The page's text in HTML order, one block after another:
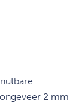
2 mm